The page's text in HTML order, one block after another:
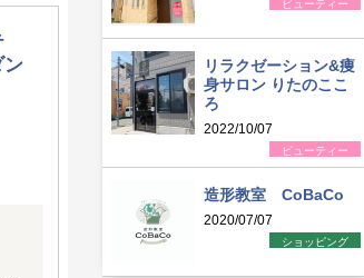
ン
ビューティー
リラクゼーション&痩
身サロン りたのここ
ろ
2022/10/07
ビューティー
造形教室 CoBaCo
2020/07/07
ショッピング